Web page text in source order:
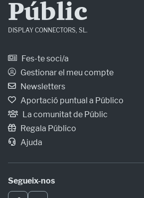
Públic
DISPLAY CONNECTORS, SL.
Fes-te soci/a
Gestionar el meu compte
Newsletters
Aportació puntual a Público
La comunitat de Públic
Regala Público
Ajuda
Segueix-nos